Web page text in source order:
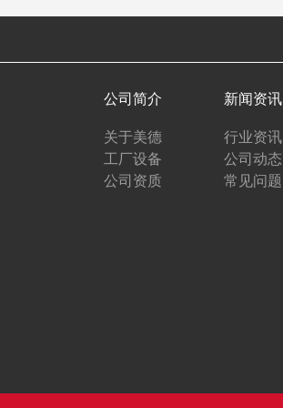
公司简介
关于美德
工厂设备
公司资质
新闻资讯
行业资讯
公司动态
常见问题